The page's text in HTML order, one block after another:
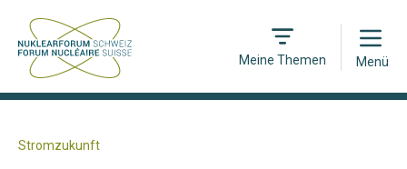
Meine Themen
Open
Menü
Stromzukunft